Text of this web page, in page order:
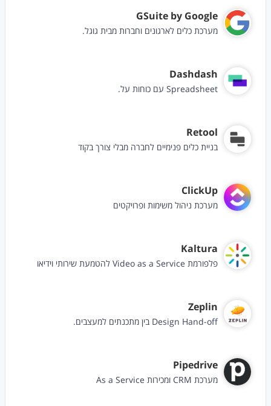
GSuite by Google
מערכת כלים לארגונים וחברות מבית גוגל.
Dashdash
Spreadsheet עם כוחות על.
Retool
בניית כלים פנימיים לחברה מבלי צורך בקוד
ClickUp
מערכת ניהול משימות ופרויקטים
Kaltura
פלפורמת Video as a Service להטמעת שירותי וידיאו
Zeplin
Design Hand-off בין מתכנתים למעצבים.
Pipedrive
מערכת CRM ומכירות As a Service